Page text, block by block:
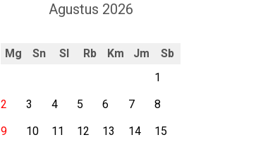
Agustus 2026
Mg Sn Sl Rb Km Jm
Sb
1
2
3 4 5 6 7
8
9
10 11 12 13 14
15